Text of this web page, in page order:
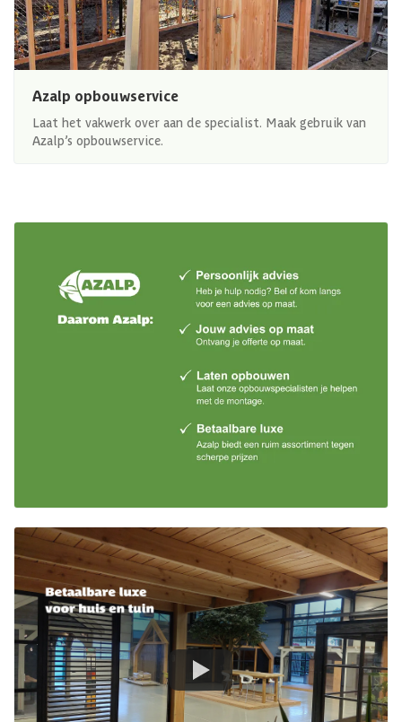
Azalp opbouwservice
Laat het vakwerk over aan de specialist. Maak gebruik van
Azalp’s opbouwservice.